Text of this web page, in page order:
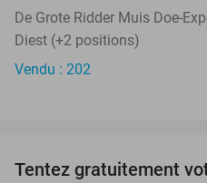
TODAY
De Grote Ridder Muis Doe-
Diest (+2 positions)
Vendu : 202
Tentez gratuitement